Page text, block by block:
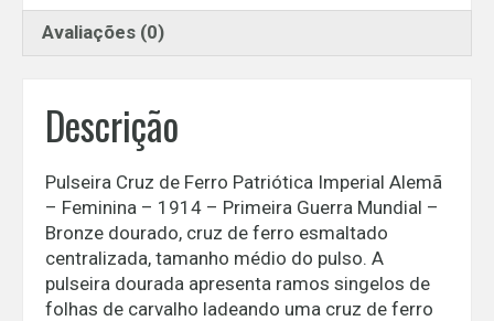
Avaliações (0)
Descrição
Pulseira Cruz de Ferro Patriótica Imperial Alemã
– Feminina – 1914 – Primeira Guerra Mundial –
Bronze dourado, cruz de ferro esmaltado
centralizada, tamanho médio do pulso. A
pulseira dourada apresenta ramos singelos de
folhas de carvalho ladeando uma cruz de ferro